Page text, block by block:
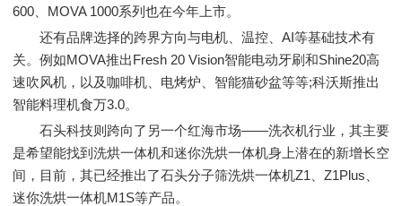
600、MOVA 1000系列也在今年上市。
还有品牌选择的跨界方向与电机、温控、AI等基础技术有
关。例如MOVA推出Fresh 20 Vision智能电动牙刷和Shine20高
速吹风机，以及咖啡机、电烤炉、智能猫砂盆等等;科沃斯推出
智能料理机食万3.0。
石头科技则跨向了另一个红海市场——洗衣机行业，其主要
是希望能找到洗烘一体机和迷你洗烘一体机身上潜在的新增长空
间，目前，其已经推出了石头分子筛洗烘一体机Z1、Z1Plus、
迷你洗烘一体机M1S等产品。